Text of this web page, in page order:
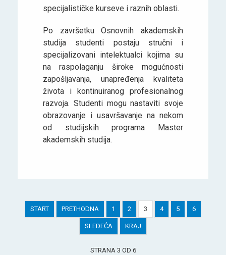
specijalističke kurseve i raznih oblasti.
Po završetku Osnovnih akademskih
studija studenti postaju stručni i
specijalizovani intelektualci kojima su
na raspolaganju široke mogućnosti
zapošljavanja, unapređenja kvaliteta
života i kontinuiranog profesionalnog
razvoja. Studenti mogu nastaviti svoje
obrazovanje i usavršavanje na nekom
od studijskih programa Master
akademskih studija.
START PRETHODNA 1 2 3 4 5 6
SLEDEĆA KRAJ
STRANA 3 OD 6